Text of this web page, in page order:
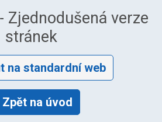
Zjednodušená verze
stránek
na standardní web
Zpět na úvod